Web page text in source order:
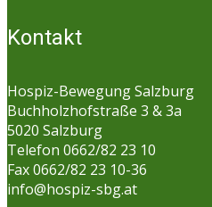
Kontakt
Hospiz-Bewegung Salzburg
Buchholzhofstraße 3 & 3a
5020 Salzburg
Telefon 0662/82 23 10
Fax 0662/82 23 10-36
info@hospiz-sbg.at